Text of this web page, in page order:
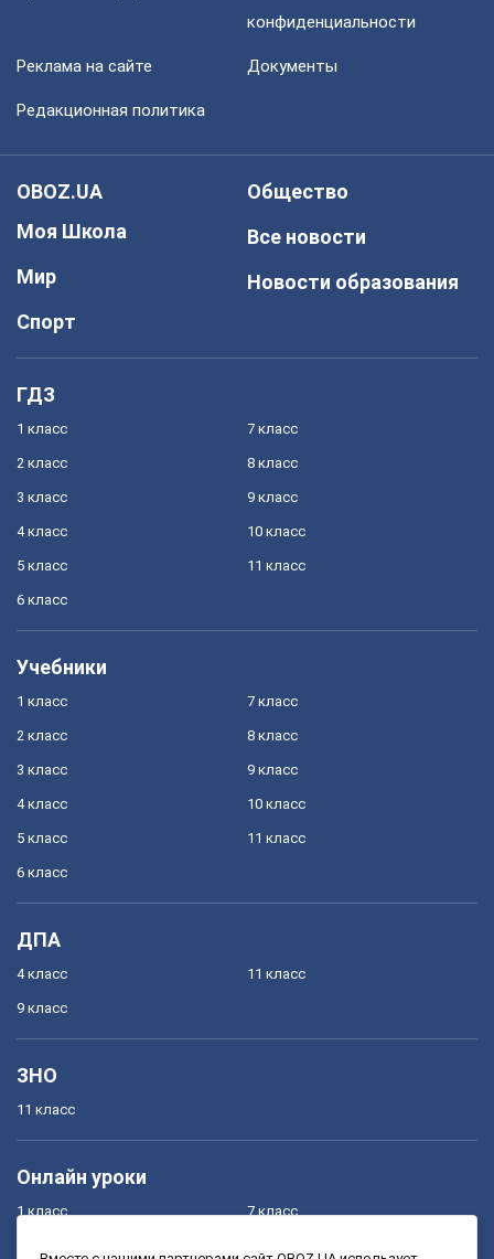
конфиденциальности
Реклама на сайте Документы
Редакционная политика
OBOZ.UA
Моя Школа
Мир
Спорт
Общество
Все новости
Новости образования
ГДЗ
1 класс
2 класс
3 класс
4 класс
5 класс
6 класс
7 класс
8 класс
9 класс
10 класс
11 класс
Учебники
1 класс
2 класс
3 класс
4 класс
5 класс
6 класс
7 класс
8 класс
9 класс
10 класс
11 класс
ДПА
4 класс
9 класс
11 класс
ЗНО
11 класс
Онлайн уроки
1 класс 7 класс